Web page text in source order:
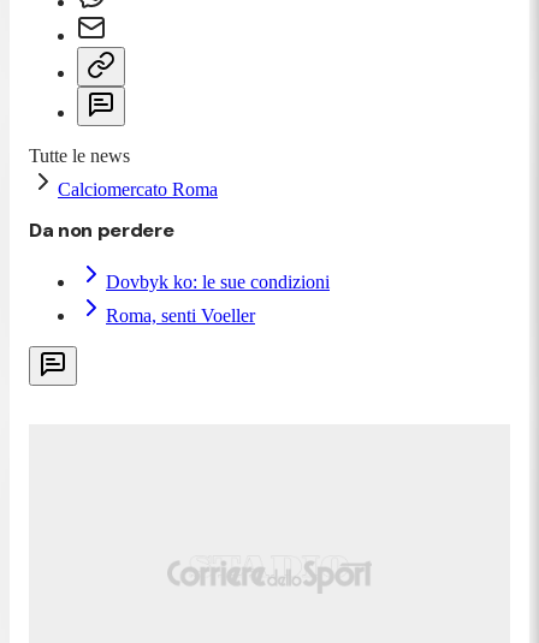
Tutte le news
Calciomercato Roma
Da non perdere
Dovbyk ko: le sue condizioni
Roma, senti Voeller